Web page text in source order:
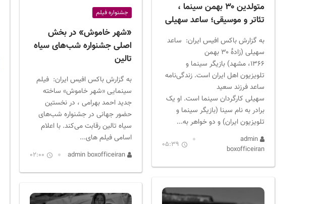
متولدین ۳۰ بهمن سینما ،
تئاتر و موسیقی؛ ساعد سهیلی
به گزارش باکس افیس ایران: ساعد
سهیلی (زادهٔ ۳۰ بهمن
۱۳۶۶، مشهد) بازیگر سینما و
تلویزیون اهل ایران است. زندگی‌نامه
ساعد فرزند سعید
سهیلی کارگردان سینما است. او یک
برادر به نام سینا (بازیگر سینما و
تلویزیون ایران) و دو خواهر به...
admin
boxofficeiran
05:39
جشنواره فیلم
«شهر خاموش» در بخش
اصلی جشنواره شب‌های سیاه
تالین
به گزارش باکس افیس ایران: فیلم
سینمایی «شهر خاموش» ساخته
جدید احمد بهرامی ، در نخستین
حضور جهانی در جشنواره شب‌های
سیاه تالین رقابت می‌کند. با اعلام
اسامی فیلم های...
admin boxofficeiran
02:00